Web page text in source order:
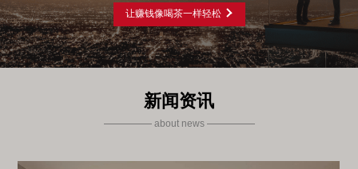
让赚钱像喝茶一样轻松
新闻资讯
about news